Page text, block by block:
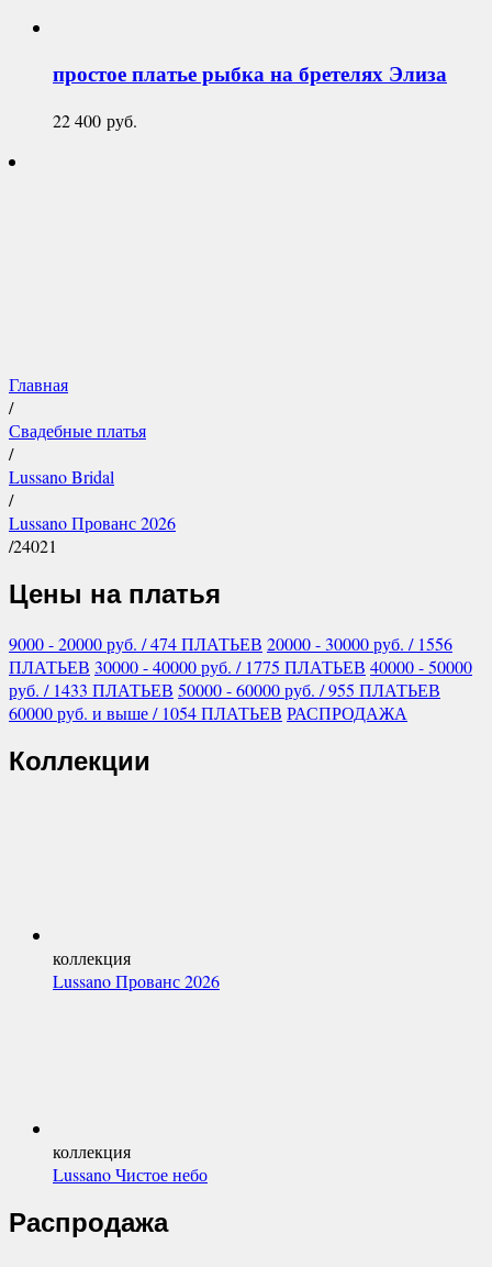
простое платье рыбка на бретелях Элиза
22 400 руб.
Главная
/
Свадебные платья
/
Lussano Bridal
/
Lussano Прованс 2026
/24021
Цены на платья
9000 - 20000руб. / 474 ПЛАТЬЕВ 20000 - 30000руб. / 1556
ПЛАТЬЕВ 30000 - 40000руб. / 1775 ПЛАТЬЕВ 40000 - 50000
руб. / 1433 ПЛАТЬЕВ 50000 - 60000руб. / 955 ПЛАТЬЕВ
60000руб. и выше/ 1054 ПЛАТЬЕВ РАСПРОДАЖА
Коллекции
коллекция
Lussano Прованс 2026
коллекция
Lussano Чистое небо
Распродажа